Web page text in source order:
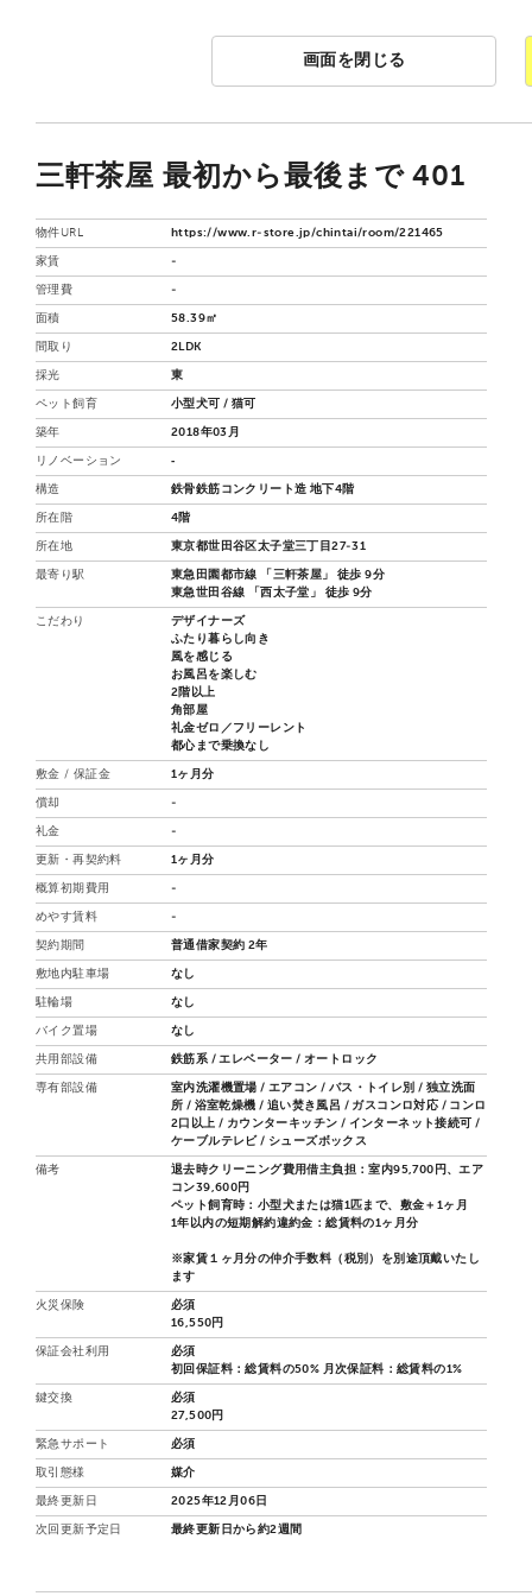
画面を閉じる
三軒茶屋 最初から最後まで 401
物件URL https://www.r-store.jp/chintai/room/221465
家賃 -
管理費 -
面積 58.39㎡
間取り 2LDK
採光 東
ペット飼育 小型犬可 / 猫可
築年 2018年03月
リノベーション ‐
構造 鉄骨鉄筋コンクリート造 地下4階
所在階 4階
所在地 東京都世田谷区太子堂三丁目27-31
最寄り駅
東急田園都市線 「三軒茶屋」 徒歩 9分
東急世田谷線 「西太子堂」 徒歩 9分
こだわり
デザイナーズ
ふたり暮らし向き
風を感じる
お風呂を楽しむ
2階以上
角部屋
礼金ゼロ／フリーレント
都心まで乗換なし
敷金 / 保証金 1ヶ月分
償却 -
礼金 -
更新・再契約料 1ヶ月分
概算初期費用 -
めやす賃料 -
契約期間 普通借家契約 2年
敷地内駐車場 なし
駐輪場 なし
バイク置場 なし
共用部設備 鉄筋系 / エレベーター / オートロック
専有部設備
室内洗濯機置場 / エアコン / バス・トイレ別 / 独立洗面
所 / 浴室乾燥機 / 追い焚き風呂 / ガスコンロ対応 / コンロ
2口以上 / カウンターキッチン / インターネット接続可 /
ケーブルテレビ / シューズボックス
備考
退去時クリーニング費用借主負担：室内95,700円、エア
コン39,600円
ペット飼育時：小型犬または猫1匹まで、敷金＋1ヶ月
1年以内の短期解約違約金：総賃料の1ヶ月分
※家賃１ヶ月分の仲介手数料（税別）を別途頂戴いたし
ます
火災保険
必須
16,550円
保証会社利用
必須
初回保証料：総賃料の50% 月次保証料：総賃料の1%
鍵交換
必須
27,500円
緊急サポート 必須
取引態様 媒介
最終更新日 2025年12月06日
次回更新予定日 最終更新日から約2週間